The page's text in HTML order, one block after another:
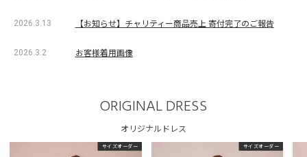
2026.3.13 【お知らせ】チャリティー商品売上 寄付完了のご報告
2026.3.2 お客様着用画像
ORIGINAL DRESS
オリジナルドレス
サイズオーダー サイズオーダー